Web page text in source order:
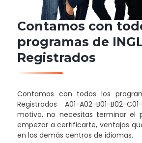
Contamos con
programas de
Registrados
Contamos con todos los
Registrados A01-A02-B01-B02-
motivo, no necesitas terminar el
empezar a certificarte, ventajas
en los demás centros de idiomas.